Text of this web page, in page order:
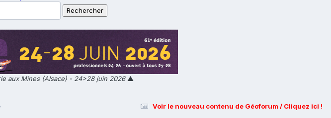
aux Mines (Alsace) - 24>28 juin 2026▲
Voir le nouveau contenu de Géoforum / Cliquez ici !